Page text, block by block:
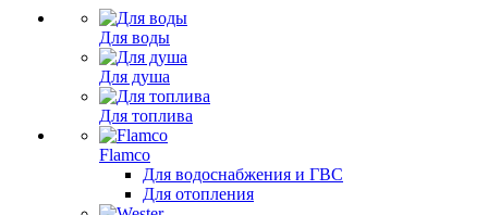
Для воды
Для душа
Для топлива
Flamco
Для водоснабжения и ГВС
Для отопления